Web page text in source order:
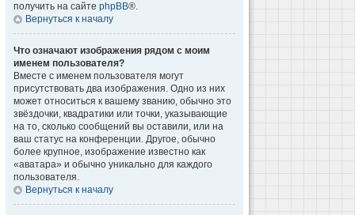
получить на сайте phpBB®.
Вернуться к началу
Что означают изображения рядом с моим
именем пользователя?
Вместе с именем пользователя могут
присутствовать два изображения. Одно из них
может относиться к вашему званию, обычно это
звёздочки, квадратики или точки, указывающие
на то, сколько сообщений вы оставили, или на
ваш статус на конференции. Другое, обычно
более крупное, изображение известно как
«аватара» и обычно уникально для каждого
пользователя.
Вернуться к началу